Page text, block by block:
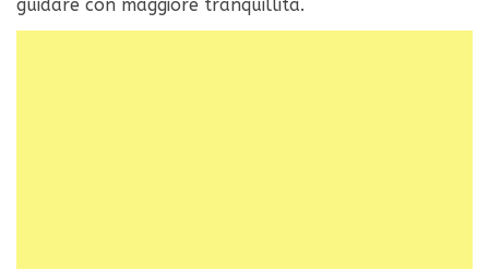
guidare con maggiore tranquillità.